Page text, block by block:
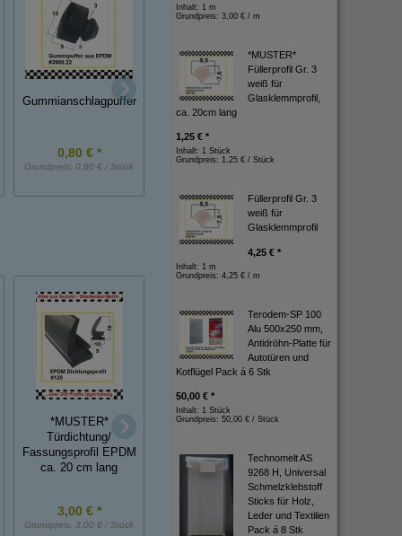
Gummianschlagpuffer
0,80 € *
Grundpreis: 0,80 € / Stück
Gummianschlagpuffer
1,90 € *
Grundpreis: 1,90 € / Stück
Gummi-Metall-
*MUSTER*
Türdichtung/
Fassungsprofil EPDM
ca. 20 cm lang
3,00 € *
Grundpreis: 3,00 € / Stück
NK, 40x40 mm, DxH
4,00 € / Stück
Hohlkammer
ca. 20 cm lang
Inhalt: 1 m
Grundpreis: 3,00 € / m
*MUSTER*
Füllerprofil Gr. 3
weiß für
Glasklemmprofil,
ca. 20cm lang
1,25 € *
Inhalt: 1 Stück
Grundpreis: 1,25 € / Stück
Füllerprofil Gr. 3
weiß für
Glasklemmprofil
4,25 € *
Inhalt: 1 m
Grundpreis: 4,25 € / m
Terodem-SP 100
Alu 500x250 mm,
Antidröhn-Platte für
Autotüren und
Kotflügel Pack á 6 Stk
50,00 € *
Inhalt: 1 Stück
Grundpreis: 50,00 € / Stück
Technomelt AS
9268 H, Universal
Schmelzklebstoff
Sticks für Holz,
Leder und Textilien
Pack á 8 Stk